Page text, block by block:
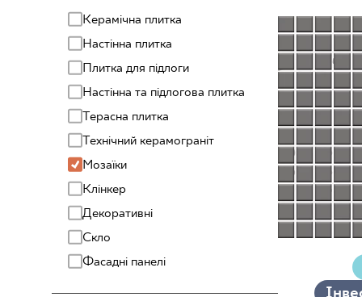
ПРОЄКТУВАННЯ
МІЙ ПРОФІЛЬ
ПРО НАС
КОНТАКТ
SENSES
Керамічна плитка
Настінна плитка
Плитка для підлоги
Настінна та підлогова плитка
Терасна плитка
Технічний керамограніт
Mозаїки
Клінкер
Декоративні
Скло
Фасадні панелі